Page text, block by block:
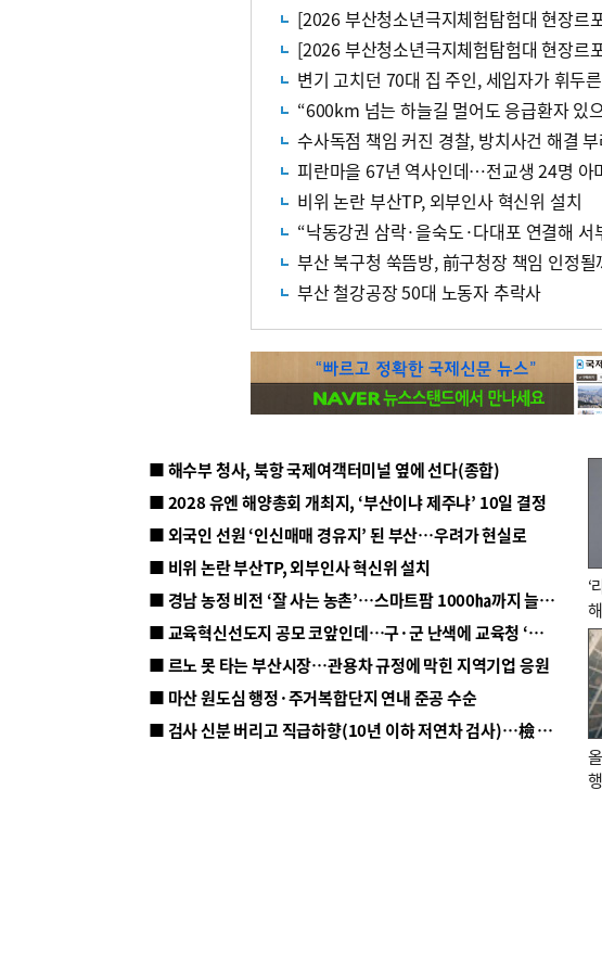
[2026 부산청소년극지체험탐험대 현장르
[2026 부산청소년극지체험탐험대 현장르
변기 고치던 70대 집 주인, 세입자가 휘두
수사독점 책임 커진 경찰, 방치사건 해결
피란마을 67년 역사인데…전교생 24명 아
비위 논란 부산TP, 외부인사 혁신위 설치
“낙동강권 삼락·을숙도·다대포 연결해 서
부산 북구청 쑥뜸방, 前구청장 책임 인정될
부산 철강공장 50대 노동자 추락사
■ 해수부 청사, 북항 국제여객터미널 옆에 선다(종합)
■ 2028 유엔 해양총회 개최지, ‘부산이냐 제주냐’ 10일 결정
■ 외국인 선원 ‘인신매매 경유지’ 된 부산…우려가 현실로
■ 비위 논란 부산TP, 외부인사 혁신위 설치
■ 경남 농정 비전 ‘잘 사는 농촌’…스마트팜 1000㏊까지 늘린다
■ 교육혁신선도지 공모 코앞인데…구·군 난색에 교육청 ‘쩔쩔’
■ 르노 못 타는 부산시장…관용차 규정에 막힌 지역기업 응원
■ 마산 원도심 행정·주거복합단지 연내 준공 수순
■ 검사 신분 버리고 직급하향(10년 이하 저연차 검사)…檢 중수청행 기피
‘